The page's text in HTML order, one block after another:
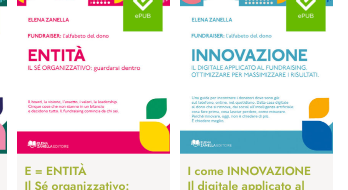
E = ENTITÀ
Il Sé organizzativo:
I come INNOVAZIONE
Il digitale applicato al